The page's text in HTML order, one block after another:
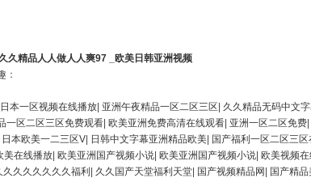
久精品人人做人人爽97 _欧美日韩亚洲视频
：
日本一区视频在线播放 亚洲午夜精品一区二区三区 久久精品无码中文
一区二区三区免费观看 欧美亚洲免费高清在线观看 亚洲一区二区免费
日本欧美一二三区V 日韩中文字幕亚洲精品欧美 国产福利一区二区三
美在线播放 欧美亚洲国产视频小说 欧美亚洲国产视频小说 欧美视频
久久久久久久久福利 久久国产天堂福利天堂 国产视频精品网 国产精